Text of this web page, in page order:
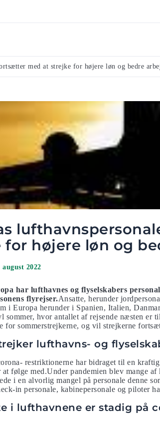
med at strejke for højere løn og bedre
for højere løn og
2022
har lufthavnes og flyselskabers
flyrejser.Ansatte, herunder
i Europa herunder i Spanien, Italien,
sommer, hvor antallet af rejsende næsten er
for sommerstrejkerne, og vil strejkerne
lufthavns- og
restriktionerne har bidraget til en
følge med.Under pandemien blev mange af
i en alvorlig mangel på personale denne
in personale, kabinepersonale og piloter
i lufthavnene er stadig på